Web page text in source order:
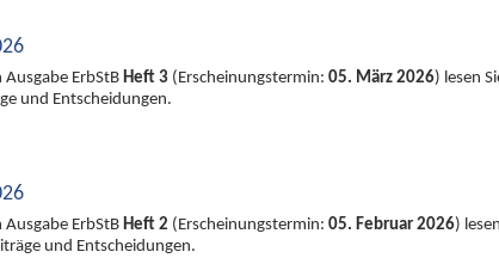
Ausgabe ErbStB Heft 3 (Erscheinungstermin: 05. März 2026) lesen
und Entscheidungen.
ErbStB Heft 2 (Erscheinungstermin: 05. Februar 2026)
und Entscheidungen.